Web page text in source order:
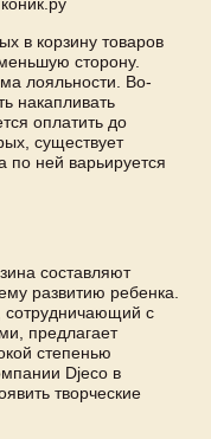
в корзину товаров
сторону.
лояльности. Во-
накапливать
оплатить до
существует
по ней варьируется
составляют
развитию ребенка.
с
предлагает
степенью
Djeco в
творческие